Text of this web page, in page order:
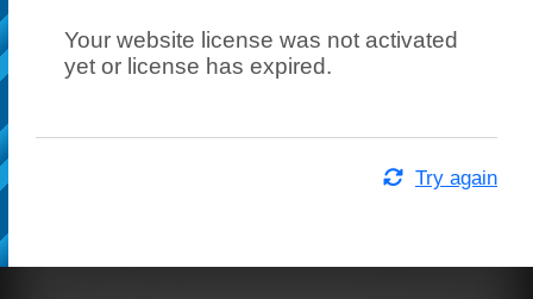
Your website license was not activated
yet or license has expired.
Try again